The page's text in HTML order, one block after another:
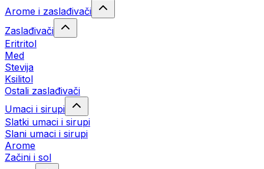
Arome i zaslađivači
Zaslađivači
Eritritol
Med
Stevija
Ksilitol
Ostali zaslađivači
Umaci i sirupi
Slatki umaci i sirupi
Slani umaci i sirupi
Arome
Začini i sol